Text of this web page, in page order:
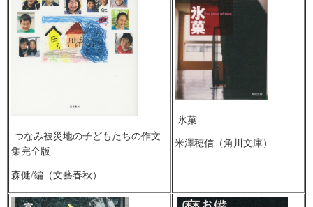
つなみ被災地の子どもたちの作文
集完全版
森健/編（文藝春秋）
氷菓
米澤穂信（角川文庫）